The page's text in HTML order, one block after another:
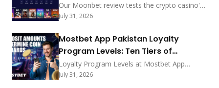
Our Moonbet review tests the crypto casino's
sub-5-min payouts, no-KYC-under-$2,000
ranks among 2026's best.
July 31, 2026
Mostbet App Pakistan Loyalty
Program Levels: Ten Tiers of
Exclusive Privileges
Loyalty Program Levels at Mostbet App
Pakistan feature ten tiers with coin exchange
July 31, 2026